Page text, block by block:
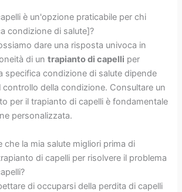
è un'opzione praticabile per chi
condizione di salute]?
dare una risposta univoca in
di untrapianto di capelli per
specifica condizione di salute dipende
controllo della condizione. Consultare un
per il trapianto di capelli è fondamentale
personalizzata.
che la mia salute migliori prima di
di capelli per risolvere il problema
di occuparsi della perdita di capelli